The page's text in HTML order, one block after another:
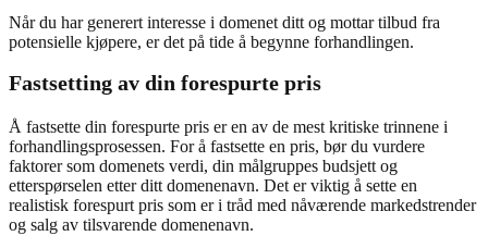
Når du har generert interesse i domenet ditt og mottar tilbud fra
potensielle kjøpere, er det på tide å begynne forhandlingen.
Fastsetting av din forespurte pris
Å fastsette din forespurte pris er en av de mest kritiske trinnene i
forhandlingsprosessen. For å fastsette en pris, bør du vurdere
faktorer som domenets verdi, din målgruppes budsjett og
etterspørselen etter ditt domenenavn. Det er viktig å sette en
realistisk forespurt pris som er i tråd med nåværende markedstrender
og salg av tilsvarende domenenavn.